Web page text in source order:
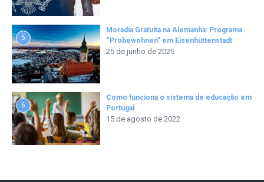
5
Moradia Gratuita na Alemanha: Programa
“Probewohnen” em Eisenhüttenstadt
25 de junho de 2025
6
Como funciona o sistema de educação em
Portugal
15 de agosto de 2022